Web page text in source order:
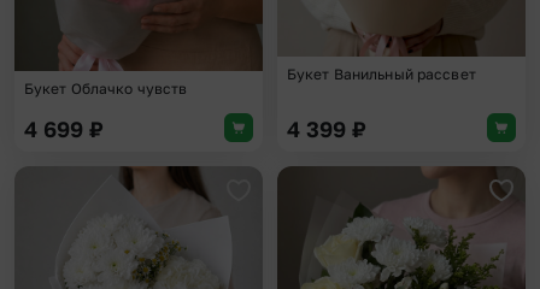
Букет Облачко чувств
4 699 ₽
Букет Ванильный рассвет
4 399 ₽
Добавить в избранное